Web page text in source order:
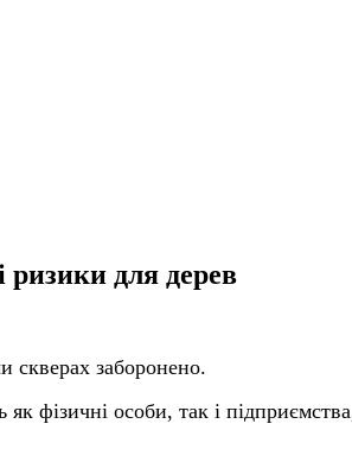
ризики для дерев
скверах заборонено.
фізичні особи, так і